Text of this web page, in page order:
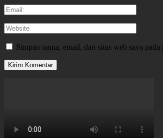
Simpan nama, email, dan situs web saya